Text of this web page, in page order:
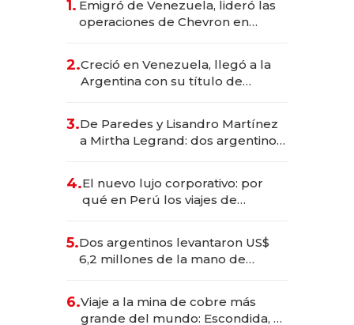
1. Emigró de Venezuela, lideró las
operaciones de Chevron en
2.Creció en Venezuela, llegó a la
Argentina con su título de
las marcas "fast premium"
3.De Paredes y Lisandro Martínez
a Mirtha Legrand: dos argentinos
4.El nuevo lujo corporativo: por
qué en Perú los viajes de
para convertirse en experiencias
transformadoras
5.Dos argentinos levantaron US$
6,2 millones de la mano de
6.Viaje a la mina de cobre más
grande del mundo: Escondida, el